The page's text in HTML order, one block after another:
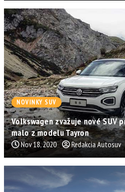
NOVINKY SUV
Volkswagen zvažuje nové SUV
malo z modelu Tayron
Nov 18, 2020 Redakcia Autosuv